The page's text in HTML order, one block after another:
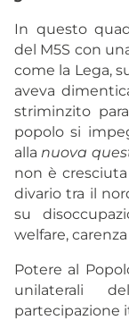
In questo
del M5S con
come la Lega,
aveva
striminzito
popolo si
alla nuova
non è
divario tra il
su
welfare,
Potere al
unilaterali
partecipazione